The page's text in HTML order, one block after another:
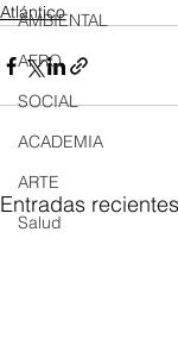
AMBIENTAL
AFRO
SOCIAL
ACADEMIA
ARTE
Salud
Atlántico
Entradas recientes